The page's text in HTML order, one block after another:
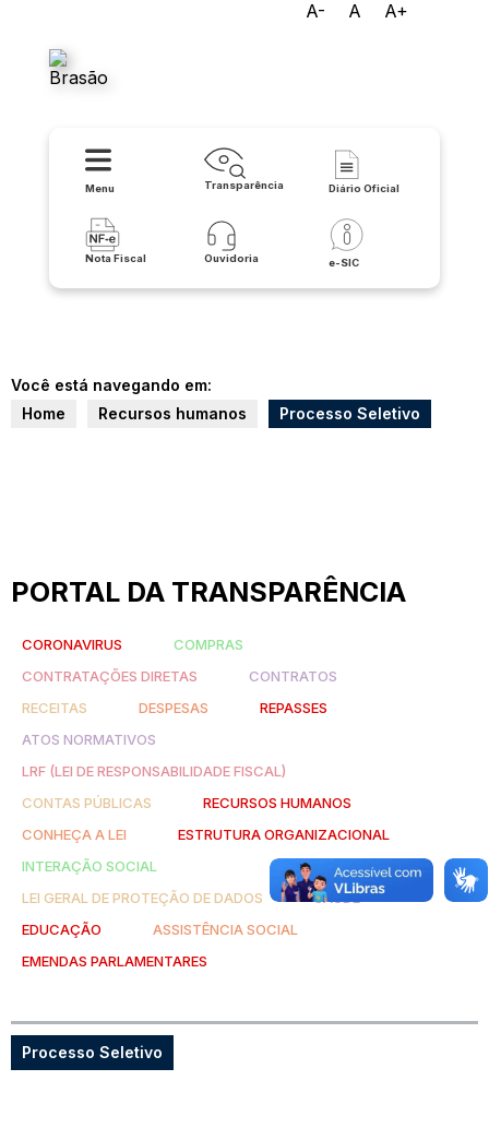
A- A A+
Menu Transparência Diário Oficial
Nota Fiscal Ouvidoria e-SIC
Você está navegando em:
Home
Recursos humanos Processo Seletivo
PORTAL DA TRANSPARÊNCIA
CORONAVIRUS
COMPRAS
CONTRATAÇÕES DIRETAS
CONTRATOS
RECEITAS
DESPESAS
REPASSES
ATOS NORMATIVOS
LRF (LEI DE RESPONSABILIDADE FISCAL)
CONTAS PÚBLICAS
RECURSOS HUMANOS
CONHEÇA A LEI
ESTRUTURA ORGANIZACIONAL
INTERAÇÃO SOCIAL
LEI GERAL DE PROTEÇÃO DE DADOS
SAÚDE
EDUCAÇÃO
ASSISTÊNCIA SOCIAL
EMENDAS PARLAMENTARES
Processo Seletivo